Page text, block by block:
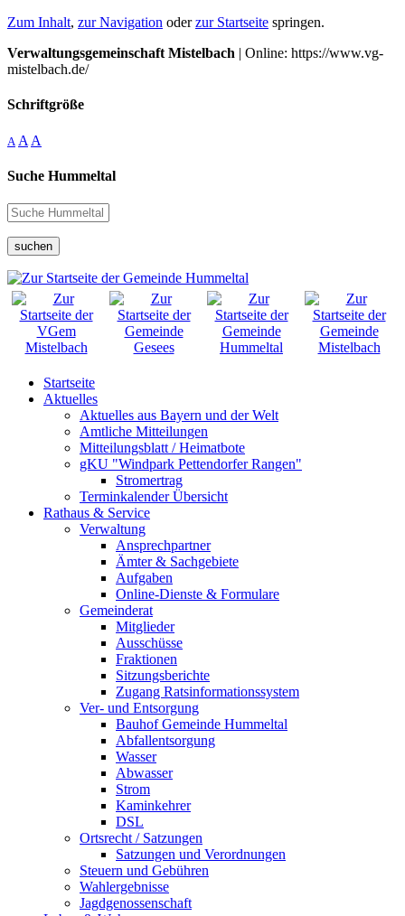
Zum Inhalt, zur Navigation oderzur Startseite springen.
Verwaltungsgemeinschaft Mistelbach | Online: https://www.vg-
mistelbach.de/
Schriftgröße
A A A
Suche Hummeltal
suchen
Startseite
Aktuelles
Aktuelles aus Bayern und der Welt
Amtliche Mitteilungen
Mitteilungsblatt / Heimatbote
gKU "Windpark Pettendorfer Rangen"
Stromertrag
Terminkalender Übersicht
Rathaus & Service
Verwaltung
Ansprechpartner
Ämter & Sachgebiete
Aufgaben
Online-Dienste & Formulare
Gemeinderat
Mitglieder
Ausschüsse
Fraktionen
Sitzungsberichte
Zugang Ratsinformationssystem
Ver- und Entsorgung
Bauhof Gemeinde Hummeltal
Abfallentsorgung
Wasser
Abwasser
Strom
Kaminkehrer
DSL
Ortsrecht / Satzungen
Satzungen und Verordnungen
Steuern und Gebühren
Wahlergebnisse
Jagdgenossenschaft